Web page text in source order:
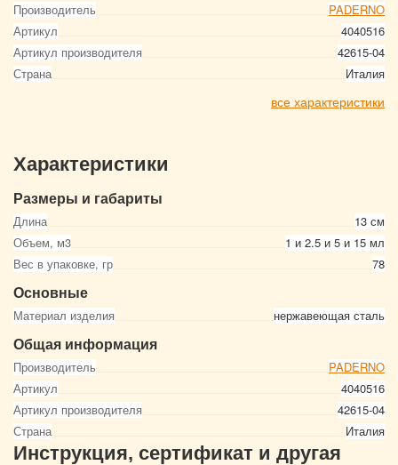
Производитель
PADERNO
Артикул
4040516
Артикул производителя
42615-04
Страна
Италия
все характеристики
Характеристики
Размеры и габариты
Длина
13 см
Объем, м3
1 и 2.5 и 5 и 15 мл
Вес в упаковке, гр
78
Основные
Материал изделия нержавеющая сталь
Общая информация
Производитель
PADERNO
Артикул
4040516
Артикул производителя
42615-04
Страна
Италия
Инструкция, сертификат и другая